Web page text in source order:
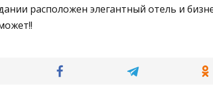
расположен элегантный отель и